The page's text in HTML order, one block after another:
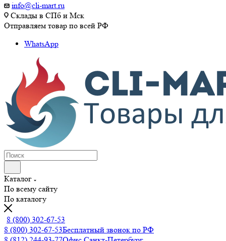
info@cli-mart.ru
Склады в СПб и Мск
Отправляем товар по всей РФ
WhatsApp
Каталог
По всему сайту
По каталогу
8 (800) 302-67-53
8 (800) 302-67-53Бесплатный звонок по РФ